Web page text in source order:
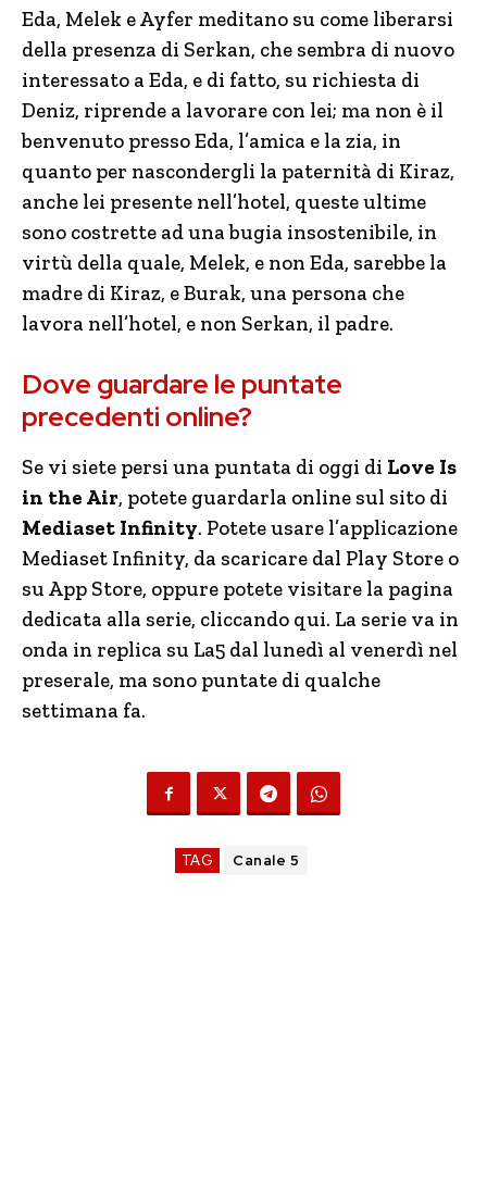
Eda, Melek e Ayfer meditano su come liberarsi
della presenza di Serkan, che sembra di nuovo
interessato a Eda, e di fatto, su richiesta di
Deniz, riprende a lavorare con lei; ma non è il
benvenuto presso Eda, l’amica e la zia, in
quanto per nascondergli la paternità di Kiraz,
anche lei presente nell’hotel, queste ultime
sono costrette ad una bugia insostenibile, in
virtù della quale, Melek, e non Eda, sarebbe la
madre di Kiraz, e Burak, una persona che
lavora nell’hotel, e non Serkan, il padre.
Dove guardare le puntate
precedenti online?
Se vi siete persi una puntata di oggi di Love Is
in the Air, potete guardarla online sul sito di
Mediaset Infinity. Potete usare l’applicazione
Mediaset Infinity, da scaricare dal Play Store o
su App Store, oppure potete visitare la pagina
dedicata alla serie, cliccando qui. La serie va in
onda in replica su La5 dal lunedì al venerdì nel
preserale, ma sono puntate di qualche
settimana fa.
TAG Canale 5